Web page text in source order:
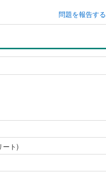
問題を報告する
ート)